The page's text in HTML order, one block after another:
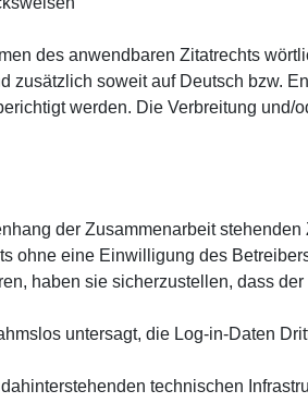
des anwendbaren Zitatrechts
soweit auf Deutsch bzw.
werden. Die Verbreitung und/
der Zusammenarbeit
ohne eine Einwilligung des
haben sie sicherzustellen, dass
untersagt, die Log-in-Daten
technischen